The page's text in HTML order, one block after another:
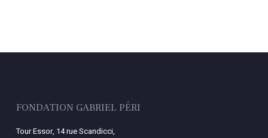
FONDATION GABRIEL PÉRI
Tour Essor, 14 rue Scandicci,